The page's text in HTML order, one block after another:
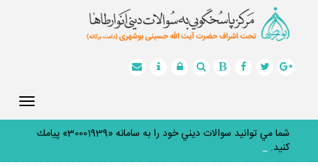
شما مي توانيد سوالات ديني خود را به سامانه «30001939» پيامك
كنيد. _